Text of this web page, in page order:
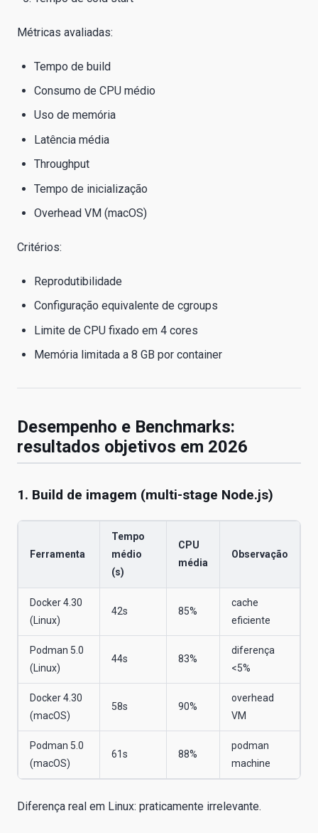
Métricas avaliadas:
Tempo de build
Consumo de CPU médio
Uso de memória
Latência média
Throughput
Tempo de inicialização
Overhead VM (macOS)
Critérios:
Reprodutibilidade
Configuração equivalente de cgroups
Limite de CPU fixado em 4 cores
Memória limitada a 8 GB por container
Desempenho e Benchmarks:
resultados objetivos em 2026
1. Build de imagem (multi-stage Node.js)
Ferramenta
Tempo
médio
(s)
CPU
média
Observação
Docker 4.30
(Linux)
42s 85%
cache
eficiente
Podman 5.0
(Linux)
44s 83%
diferença
<5%
Docker 4.30
(macOS)
58s 90%
overhead
VM
Podman 5.0
(macOS)
61s 88%
podman
machine
Diferença real em Linux: praticamente irrelevante.